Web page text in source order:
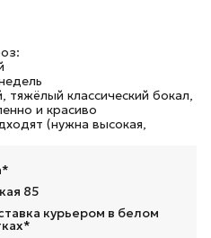
классический бокал,
и красиво
(нужна высокая,
85
курьером в белом